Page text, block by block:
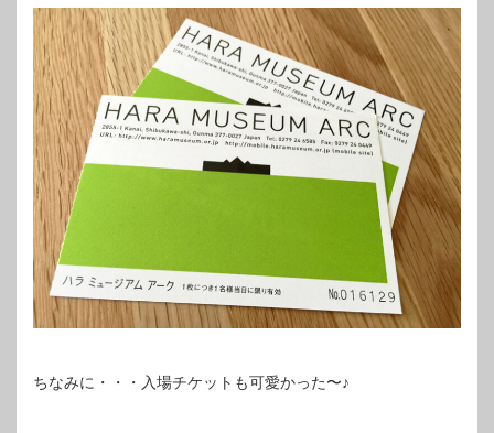
ちなみに・・・入場チケットも可愛かった〜♪